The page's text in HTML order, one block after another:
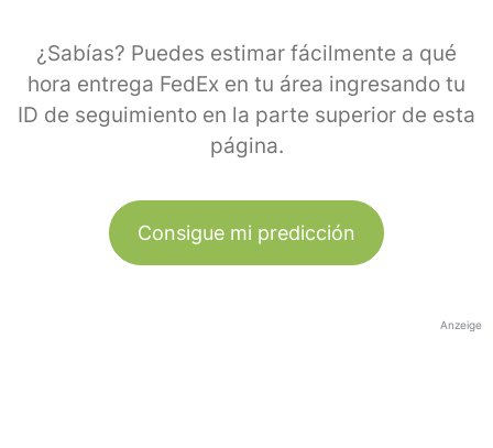
¿Sabías? Puedes estimar fácilmente a qué
hora entrega FedEx en tu área ingresando tu
ID de seguimiento en la parte superior de esta
página.
Consigue mi predicción
Anzeige